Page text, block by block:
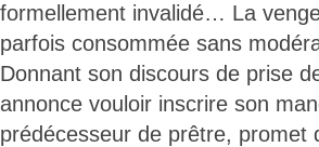
formellement invalidé… La
parfois consommée sans
Donnant son discours de prise
annonce vouloir inscrire son
prédécesseur de prêtre, promet